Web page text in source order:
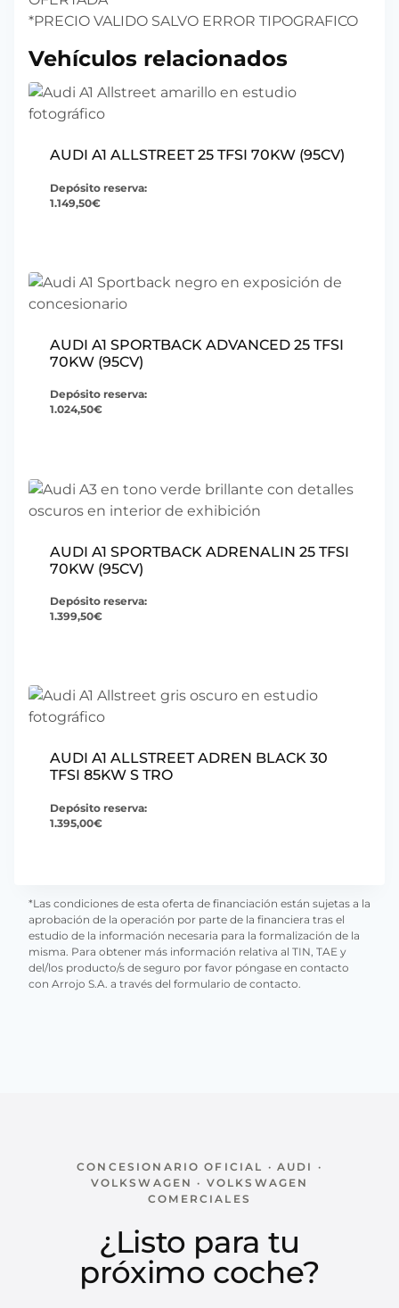
*PRECIO VALIDO SALVO ERROR TIPOGRAFICO
Vehículos relacionados
AUDI A1 ALLSTREET 25 TFSI 70KW (95CV)
Depósito reserva:
1.149,50€
AUDI A1 SPORTBACK ADVANCED 25 TFSI
70KW (95CV)
Depósito reserva:
1.024,50€
AUDI A1 SPORTBACK ADRENALIN 25 TFSI
70KW (95CV)
Depósito reserva:
1.399,50€
AUDI A1 ALLSTREET ADREN BLACK 30
TFSI 85KW S TRO
Depósito reserva:
1.395,00€
*Las condiciones de esta oferta de financiación están sujetas a la
aprobación de la operación por parte de la financiera tras el
estudio de la información necesaria para la formalización de la
misma. Para obtener más información relativa al TIN, TAE y
del/los producto/s de seguro por favor póngase en contacto
con Arrojo S.A. a través del formulario de contacto.
CONCESIONARIO OFICIAL · AUDI ·
VOLKSWAGEN · VOLKSWAGEN
COMERCIALES
¿Listo para tu
próximo coche?